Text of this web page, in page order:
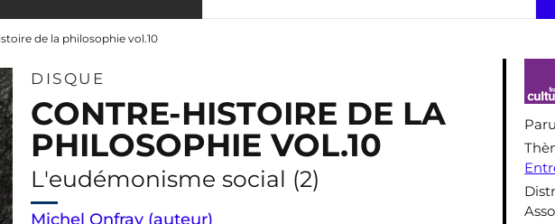
de la philosophie vol.10
DISQUE
CONTRE-HISTOIRE DE LA
PHILOSOPHIE VOL.10
L'eudémonisme social (2)
Michel Onfray (auteur)